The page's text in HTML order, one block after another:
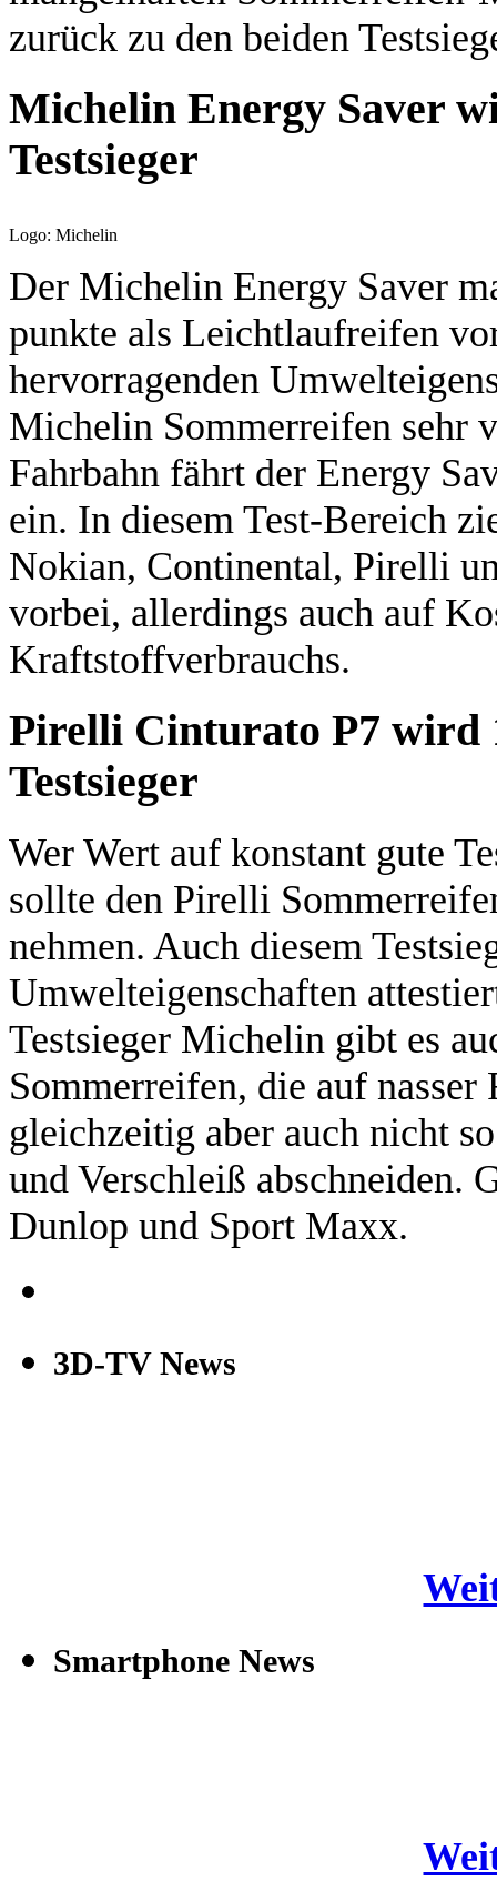
zurück zu den beiden
Michelin Energy Saver
Testsieger
Logo: Michelin
Der Michelin Energy Saver
punkte als Leichtlaufreifen
hervorragenden
Michelin Sommerreifen sehr
Fahrbahn fährt der Energy
ein. In diesem Test-Bereich
Nokian, Continental, Pirelli
vorbei, allerdings auch auf
Kraftstoffverbrauchs.
Pirelli Cinturato P7 wird
Testsieger
Wer Wert auf konstant gute
sollte den Pirelli
nehmen. Auch diesem
Umwelteigenschaften
Testsieger Michelin gibt es
Sommerreifen, die auf nasser
gleichzeitig aber auch nicht
und Verschleiß abschneiden.
Dunlop und Sport Maxx.
3D-TV News
Smartphone News